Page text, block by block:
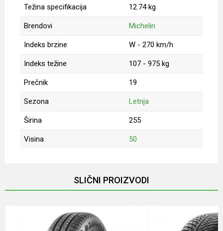
Težina specifikacija 12.74 kg
Brendovi Michelin
Indeks brzine W - 270 km/h
Indeks težine 107 - 975 kg
Prečnik 19
Sezona Letnja
Širina 255
Visina 50
SLIČNI PROIZVODI